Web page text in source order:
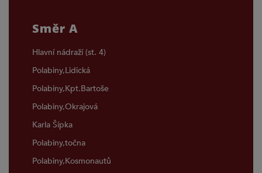
Směr A
Hlavní nádraží (st. 4)
Polabiny,Lidická
Polabiny,Kpt.Bartoše
Polabiny,Okrajová
Karla Šípka
Polabiny,točna
Polabiny,Kosmonautů